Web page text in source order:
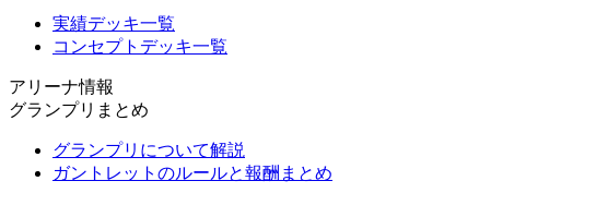
実績デッキ一覧
コンセプトデッキ一覧
アリーナ情報
グランプリまとめ
グランプリについて解説
ガントレットのルールと報酬まとめ